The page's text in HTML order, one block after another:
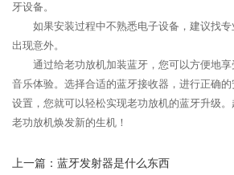
牙设备。
如果安装过程中不熟悉电子设备，建议找
出现意外。
通过给老功放机加装蓝牙，您可以方便地
音乐体验。选择合适的蓝牙接收器，进行正确
设置，您就可以轻松实现老功放机的蓝牙升级
老功放机焕发新的生机！
上一篇： 蓝牙发射器是什么东西